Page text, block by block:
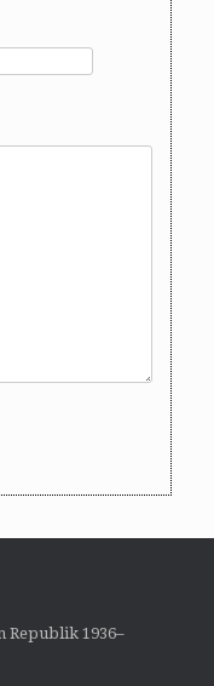
Republik 1936–